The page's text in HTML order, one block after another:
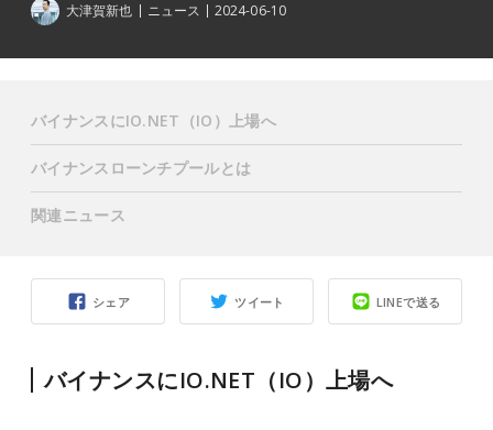
大津賀新也 ニュース 2024-06-10
シェア ツイート LINEで送る
バイナンスにIO.NET（IO）上場へ
バイナンスにIO.NET（IO）上場へ
バイナンスローンチプールとは
関連ニュース